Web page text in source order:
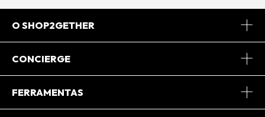
O SHOP2GETHER
Sobre Nós
CONCIERGE
Central de Relacionamento
FERRAMENTAS